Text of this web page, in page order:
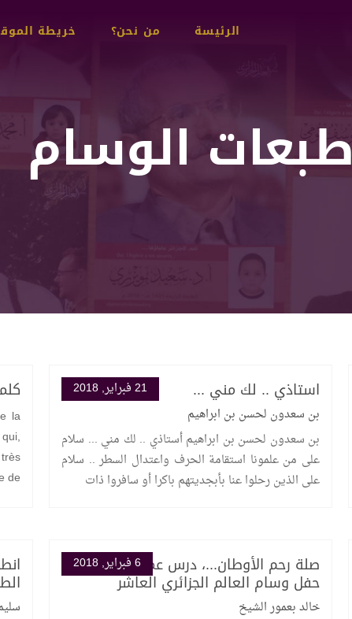
Main
navigation
الرئيسة من نحن؟ خريطة
طبعات الوسام
21 فبراير, 2018 استاذي .. لك مني ...
بن سعدون لحسن بن ابراهيم
بن سعدون لحسن بن ابراهيم أستاذي .. لك مني ... سلام
على من علمونا استقامة الحرف واعتدال السطر .. سلام
على الذين رحلوا عنا بأبجديتهم باكرا أو سافروا ذات
la
de
6 فبراير, 2018
صلة رحم الأوطان...، درس عملي من خلال
حفل وسام العالم الجزائري العاشر
خالد بعمور الشيخ